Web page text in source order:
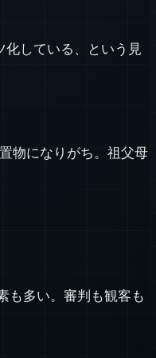
化している、という見
物になりがち。祖父母
も多い。審判も観客も